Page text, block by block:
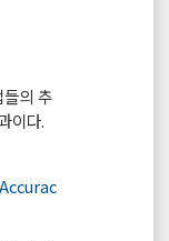
의 추
이다.